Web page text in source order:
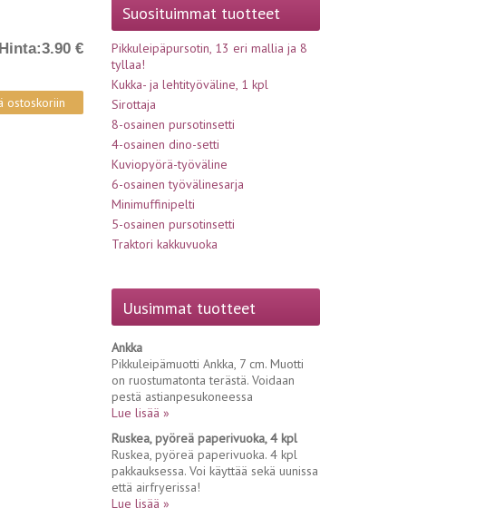
Hinta:3.90 €
Suosituimmat tuotteet
Pikkuleipäpursotin, 13 eri mallia ja 8
tyllaa!
Kukka- ja lehtityöväline, 1 kpl
Sirottaja
8-osainen pursotinsetti
4-osainen dino-setti
Kuviopyörä-työväline
6-osainen työvälinesarja
Minimuffinipelti
5-osainen pursotinsetti
Traktori kakkuvuoka
Uusimmat tuotteet
Ankka
Pikkuleipämuotti Ankka, 7 cm. Muotti
on ruostumatonta terästä. Voidaan
pestä astianpesukoneessa
Lue lisää »
Ruskea, pyöreä paperivuoka, 4 kpl
Ruskea, pyöreä paperivuoka. 4 kpl
pakkauksessa. Voi käyttää sekä uunissa
että airfryerissa!
Lue lisää »